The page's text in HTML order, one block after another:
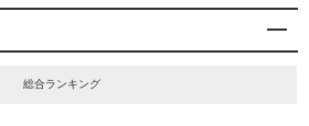
総合ランキング